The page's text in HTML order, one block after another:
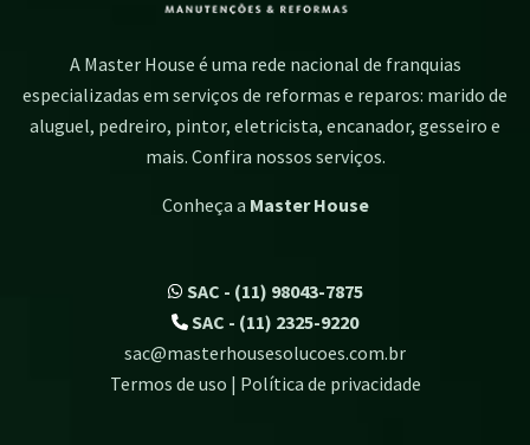
A Master House é uma rede nacional de franquias
especializadas em serviços de reformas e reparos: marido de
aluguel, pedreiro, pintor, eletricista, encanador, gesseiro e
mais. Confira nossos serviços.
Conheça a Master House
SAC - (11) 98043-7875
SAC - (11) 2325-9220
sac@masterhousesolucoes.com.br
Termos de uso | Política de privacidade